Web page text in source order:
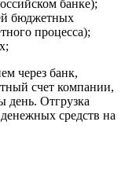
банке);
бюджетных
процесса);
через банк,
счет компании,
день. Отгрузка
средств на